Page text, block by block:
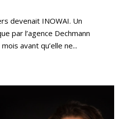
devenait INOWAI. Un
par l’agence Dechmann
avant qu’elle ne...